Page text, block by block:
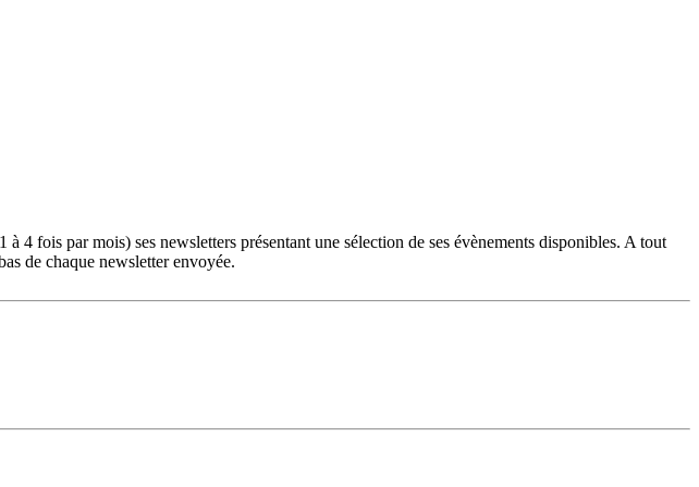
4 fois par mois) ses newsletters présentant une sélection de ses évènements disponibles. A tout
de chaque newsletter envoyée.